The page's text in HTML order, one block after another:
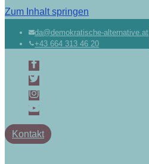
Zum Inhalt springen
da@demokratische-alternative.at
+43 664 313 46 20
Kontakt